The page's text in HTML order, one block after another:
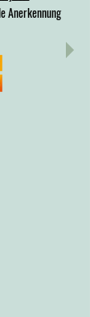
Anerkennung